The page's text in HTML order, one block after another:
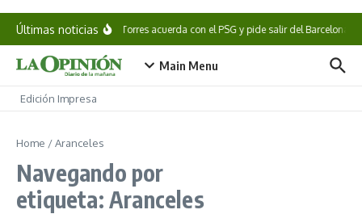
Saltar al contenido
Últimas noticiasFerran Torres acuerda con el PSG y pide salir del Barcelona
Main Menu
Edición Impresa
Home /Aranceles
Navegando por
etiqueta: Aranceles